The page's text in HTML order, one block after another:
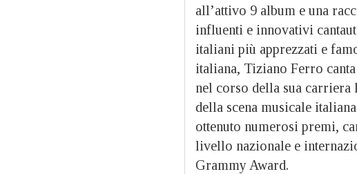
all’attivo 9 album e una
influenti e innovativi
italiani più apprezzati e
italiana, Tiziano Ferro
nel corso della sua
della scena musicale
ottenuto numerosi premi,
livello nazionale e
Grammy Award.